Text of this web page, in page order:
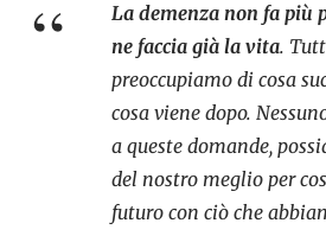
La demenza non fa più
ne faccia già la vita.
preoccupiamo di cosa
cosa viene dopo.
a queste domande,
del nostro meglio per
futuro con ciò che